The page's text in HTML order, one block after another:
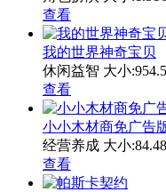
查看
我的世界神奇宝贝
休闲益智 大小
查看
小小木材商免广告
经营养成 大小
查看